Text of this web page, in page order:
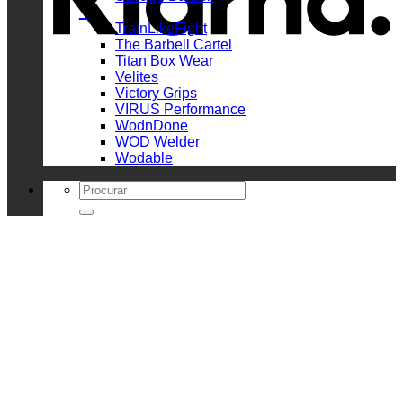
_
TrainLikeFight
The Barbell Cartel
Titan Box Wear
Velites
Victory Grips
VIRUS Performance
WodnDone
WOD Welder
Wodable
Search
for: